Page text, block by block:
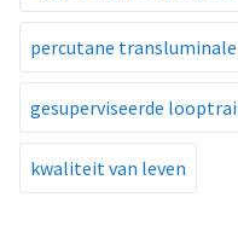
percutane
gesuperviseerde
kwaliteit van leven